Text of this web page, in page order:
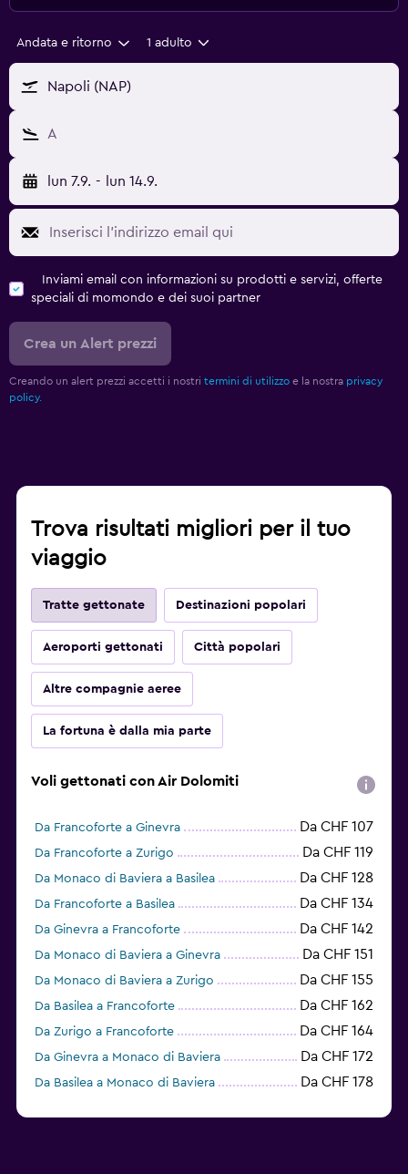
Andata e ritorno 1 adulto
Napoli (NAP)
A
lun 7.9. - lun 14.9.
Inviami email con informazioni su prodotti e servizi, offerte
speciali di momondo e dei suoi partner
Crea un Alert prezzi
Creando un alert prezzi accetti i nostri termini di utilizzo e la nostra privacy
policy.
Trova risultati migliori per il tuo
viaggio
Tratte gettonate Destinazioni popolari
Aeroporti gettonati Città popolari
Altre compagnie aeree
La fortuna è dalla mia parte
Voli gettonati con Air Dolomiti
Da Francoforte a Ginevra Da CHF 107
Da Francoforte a Zurigo Da CHF 119
Da Monaco di Baviera a Basilea Da CHF 128
Da Francoforte a Basilea Da CHF 134
Da Ginevra a Francoforte Da CHF 142
Da Monaco di Baviera a Ginevra Da CHF 151
Da Monaco di Baviera a Zurigo Da CHF 155
Da Basilea a Francoforte Da CHF 162
Da Zurigo a Francoforte Da CHF 164
Da Ginevra a Monaco di Baviera Da CHF 172
Da Basilea a Monaco di Baviera Da CHF 178